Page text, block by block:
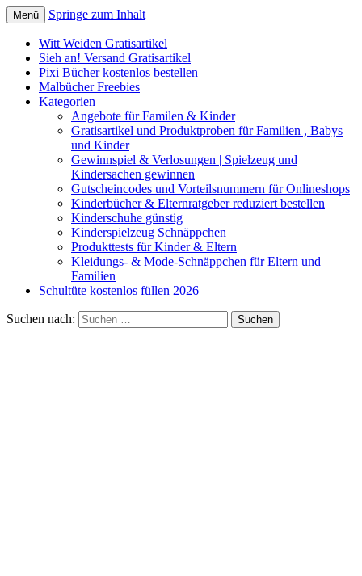
SparZwerge.de
für Eltern
Menü Springe zum Inhalt
Witt Weiden Gratisartikel
Sieh an! Versand Gratisartikel
Pixi Bücher kostenlos bestellen
Malbücher Freebies
Kategorien
Angebote für Familen & Kinder
Gratisartikel und Produktproben für Familien , Babys
und Kinder
Gewinnspiel & Verlosungen | Spielzeug und
Kindersachen gewinnen
Gutscheincodes und Vorteilsnummern für Onlineshops
Kinderbücher & Elternratgeber reduziert bestellen
Kinderschuhe günstig
Kinderspielzeug Schnäppchen
Produkttests für Kinder & Eltern
Kleidungs- & Mode-Schnäppchen für Eltern und
Familien
Schultüte kostenlos füllen 2026
Suchen nach: